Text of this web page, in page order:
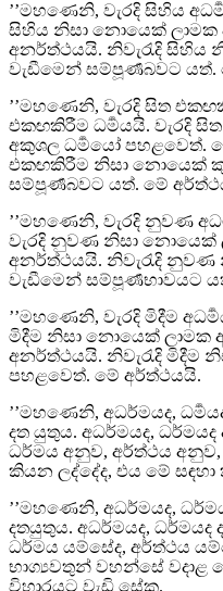
’’මහණෙනි, වැරදි සිහිය
සිහිය නිසා නොයෙක් ලාමක
අනර්ත්‍ථයයි. නිවැරැදි
වැඩීමෙන් සම්පූර්‍ණබවට යත්.
’’මහණෙනි, වැරදි සිත
එකඟකිරීම ධර්‍මයයි. වැරදි
අකුශල ධර්‍මයෝ පහළවෙත්.
එකඟකිරීම නිසා නොයෙක්
සම්පූර්‍ණබවට යත්. මේ
’’මහණෙනි, වැරදි නුවණ
වැරදි නුවණ නිසා නොයෙක්
අනර්ත්‍ථයයි. නිවැරැදි
වැඩීමෙන් සම්පූර්‍ණභාවයට
’’මහණෙනි, වැරදි මිදීම
මිදීම නිසා නොයෙක් ලාමක
අනර්ත්‍ථයයි. නිවැරැදි
පහළවෙත්. මේ අර්ත්‍ථයයි.
’’මහණෙනි, අධර්මයද,
දත යුතුය. අධර්මයද, ධර්මයද
ධර්මය අනුව, අර්ත්‍ථය
කියන ලද්දේද, එය මේ
’’මහණෙනි, අධර්මයද,
දතයුතුය. අධර්මයද, ධර්මයද
ධර්මය යම්සේද, අර්ත්‍ථය
භාග්‍යවතුන් වහන්සේ වදාළ
විහාරයට වැඩි සේක.